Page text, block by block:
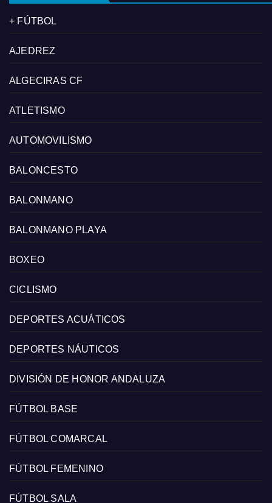
+ FÚTBOL
AJEDREZ
ALGECIRAS CF
ATLETISMO
AUTOMOVILISMO
BALONCESTO
BALONMANO
BALONMANO PLAYA
BOXEO
CICLISMO
DEPORTES ACUÁTICOS
DEPORTES NÁUTICOS
DIVISIÓN DE HONOR ANDALUZA
FÚTBOL BASE
FÚTBOL COMARCAL
FÚTBOL FEMENINO
FÚTBOL SALA